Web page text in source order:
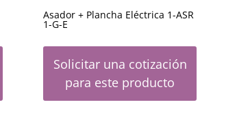
Asador + Plancha Eléctrica 1-ASR
1-G-E
Solicitar una cotización
para este producto